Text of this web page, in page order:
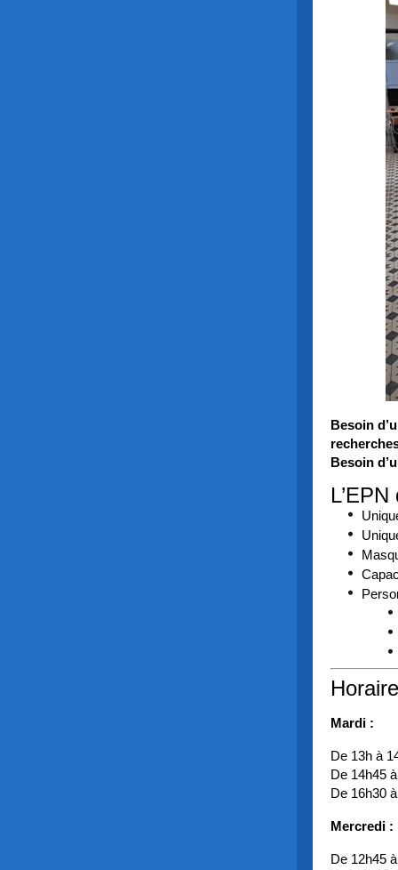
Besoin
Besoin
Mardi :
De 13h à
De 14h45
De 16h30
Mercredi :
De 12h45